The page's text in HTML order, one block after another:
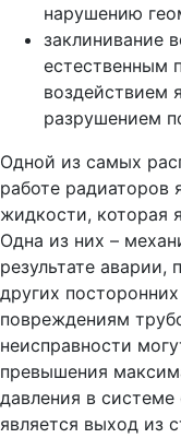
нарушению
заклинивание
естественным
воздействием
разрушением
Одной из самых
работе радиаторов
жидкости, которая
Одна из них –
результате аварии,
других
повреждениям
неисправности
превышения
давления в
является выход из